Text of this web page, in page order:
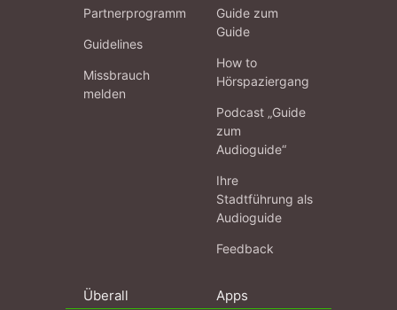
Partnerprogramm
Guidelines
Missbrauch
melden
Guide zum
Guide
How to
Hörspaziergang
Podcast „Guide
zum
Audioguide“
Ihre
Stadtführung als
Audioguide
Feedback
Überall Apps